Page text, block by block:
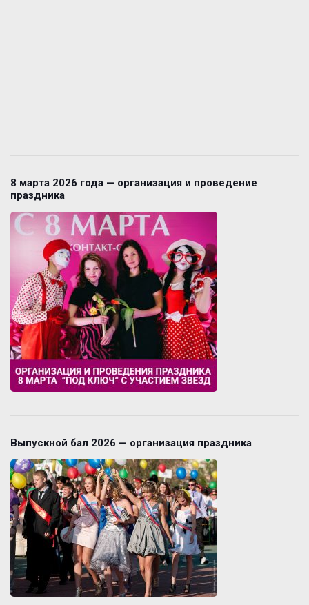
8 марта 2026 года — организация и проведение
праздника
Выпускной бал 2026 — организация праздника